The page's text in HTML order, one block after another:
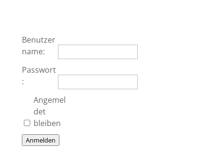
Benutzer
name:
Passwort
:
Angemel
det
bleiben
Anmelden